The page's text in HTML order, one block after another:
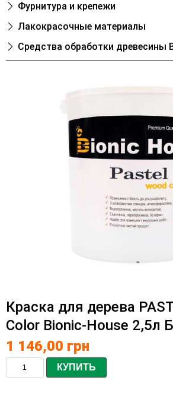
Фурнитура и крепежи
Лакокрасочные материалы
Cредства обработки древесины
Краска для дерева
Color Bionic-House 2,5л
1 146,00 грн
КУПИТЬ